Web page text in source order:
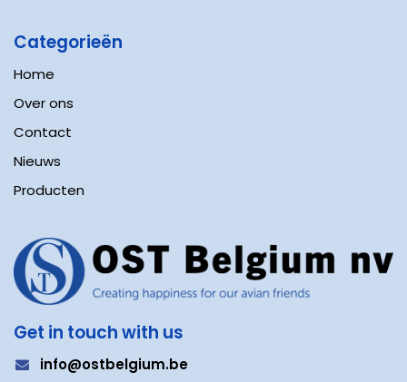
Categorieën
Home
Over ons
Contact
Nieuws
Producten
Get in touch with us
info@ostbelgium.be